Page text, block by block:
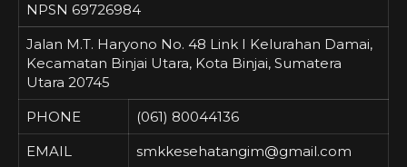
NPSN 69726984
Jalan M.T. Haryono No. 48 Link I Kelurahan Damai,
Kecamatan Binjai Utara, Kota Binjai, Sumatera
Utara 20745
PHONE
(061) 80044136
EMAIL
smkkesehatangim@gmail.com